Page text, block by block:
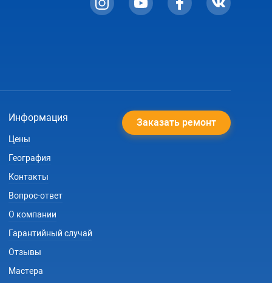
Информация
Цены
География
Контакты
Вопрос-ответ
О компании
Гарантийный случай
Отзывы
Мастера
Заказать ремонт